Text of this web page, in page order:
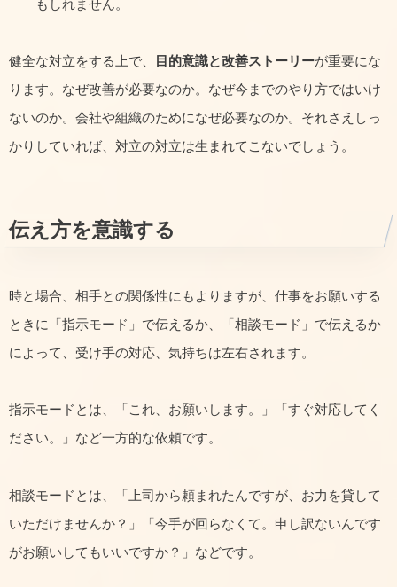
もしれません。
健全な対立をする上で、 目的意識と改善ストーリーが重要にな
ります。なぜ改善が必要なのか。なぜ今までのやり方ではいけ
ないのか。会社や組織のためになぜ必要なのか。それさえしっ
かりしていれば、対立の対立は生まれてこないでしょう。
伝え方を意識する
時と場合、相手との関係性にもよりますが、仕事をお願いする
ときに「指示モード」で伝えるか、「相談モード」で伝えるか
によって、受け手の対応、気持ちは左右されます。
指示モードとは、「これ、お願いします。」「すぐ対応してく
ださい。」など一方的な依頼です。
相談モードとは、「上司から頼まれたんですが、お力を貸して
いただけませんか？」「今手が回らなくて。申し訳ないんです
がお願いしてもいいですか？」などです。